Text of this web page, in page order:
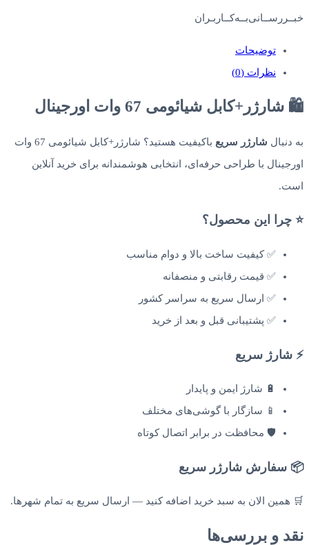
خبــررســانی‌بــه‌کــاربـران
توضیحات
نظرات (0)
🛍️ شارژر+کابل شیائومی 67 وات اورجینال
به دنبال شارژر سریع
باکیفیت هستید؟ شارژر+کابل شیائومی 67 وات
اورجینال با طراحی حرفه‌ای، انتخابی هوشمندانه برای خرید آنلاین
است.
⭐ چرا این محصول؟
✅ کیفیت ساخت بالا و دوام مناسب
✅ قیمت رقابتی و منصفانه
✅ ارسال سریع به سراسر کشور
✅ پشتیبانی قبل و بعد از خرید
⚡ شارژ سریع
🔋 شارژ ایمن و پایدار
📱 سازگار با گوشی‌های مختلف
🛡️ محافظت در برابر اتصال کوتاه
📦 سفارش شارژر سریع
🛒 همین الان به سبد خرید اضافه کنید — ارسال سریع به تمام شهرها.
نقد و بررسی‌ها